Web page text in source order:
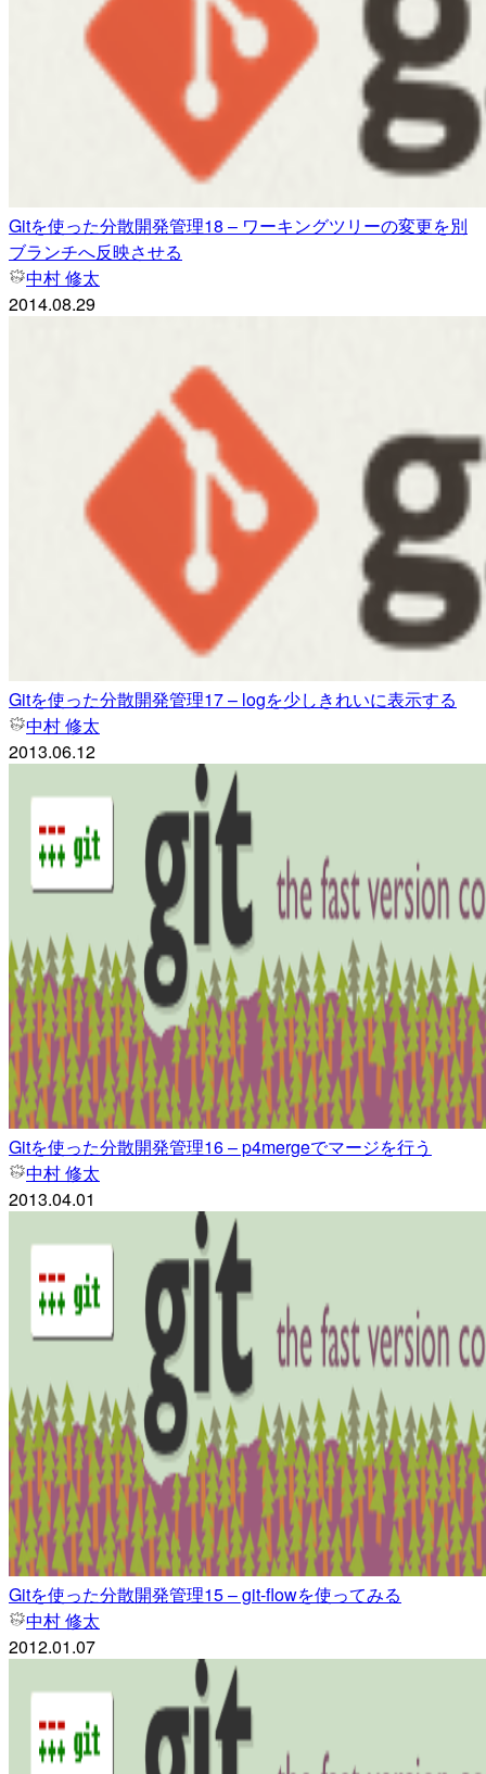
Gitを使った分散開発管理18 – ワーキングツリーの変更を別
ブランチへ反映させる
中村 修太
2014.08.29
Gitを使った分散開発管理17 – logを少しきれいに表示する
中村 修太
2013.06.12
Gitを使った分散開発管理16 – p4mergeでマージを行う
中村 修太
2013.04.01
Gitを使った分散開発管理15 – git-flowを使ってみる
中村 修太
2012.01.07